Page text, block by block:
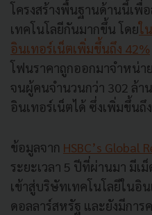
โครงสร้างพื้นฐานด้านนี้เพื่
เทคโนโลยีกันมากขึ้น โดยใ
อินเทอร์เน็ตเพิ่มขึ้นถึง 42%
โฟนราคาถูกออกมาจำหน่า
จนผู้คนจำนวนกว่า 302 ล้า
อินเทอร์เน็ตได้ ซึ่งเพิ่มขึ้นถึ
ข้อมูลจาก HSBC’s Global
ระยะเวลา 5 ปีที่ผ่านมา มีเ
เข้าสู่บริษัทเทคโนโลยีในอิ
ดอลลาร์สหรัฐ และยังมีกา